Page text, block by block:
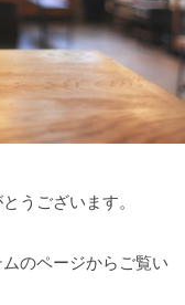
うございます。
のページからご覧い